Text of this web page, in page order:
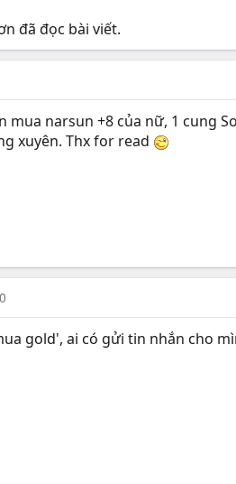
đã đọc bài viết.
mua narsun +8 của nữ, 1 cung
xuyên. Thx for read
gold', ai có gửi tin nhắn cho